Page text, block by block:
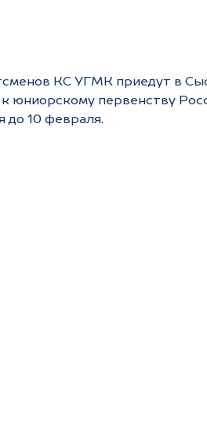
КС УГМК приедут в
к юниорскому первенству
до 10 февраля.